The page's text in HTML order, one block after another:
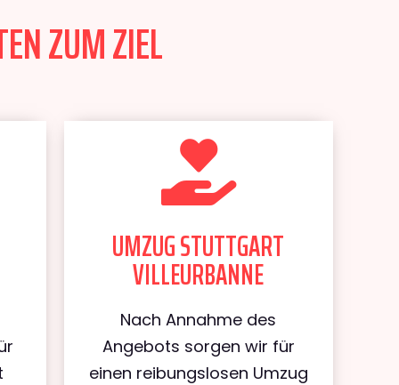
ZUM ZIEL
UMZUG STUTTGART
VILLEURBANNE
Nach Annahme des
Angebots sorgen wir für
einen reibungslosen Umzug